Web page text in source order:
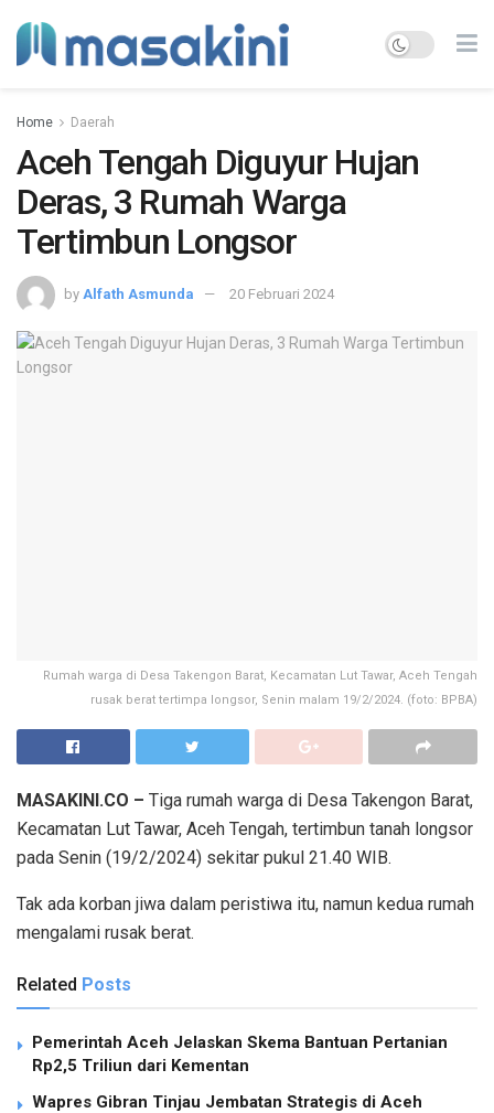
Home Daerah
Aceh Tengah Diguyur Hujan
Deras, 3 Rumah Warga
Tertimbun Longsor
by Alfath Asmunda 20 Februari 2024
Rumah warga di Desa Takengon Barat, Kecamatan Lut Tawar, Aceh Tengah
rusak berat tertimpa longsor, Senin malam 19/2/2024. (foto: BPBA)
MASAKINI.CO – Tiga rumah warga di Desa Takengon Barat,
Kecamatan Lut Tawar, Aceh Tengah, tertimbun tanah longsor
pada Senin (19/2/2024) sekitar pukul 21.40 WIB.
Tak ada korban jiwa dalam peristiwa itu, namun kedua rumah
mengalami rusak berat.
Related Posts
Pemerintah Aceh Jelaskan Skema Bantuan Pertanian
Rp2,5 Triliun dari Kementan
Wapres Gibran Tinjau Jembatan Strategis di Aceh